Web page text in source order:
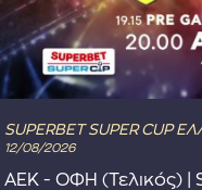
SUPERBET SUPER CUP
12/08/2026
ΑΕΚ - ΟΦΗ (Τελικός) |